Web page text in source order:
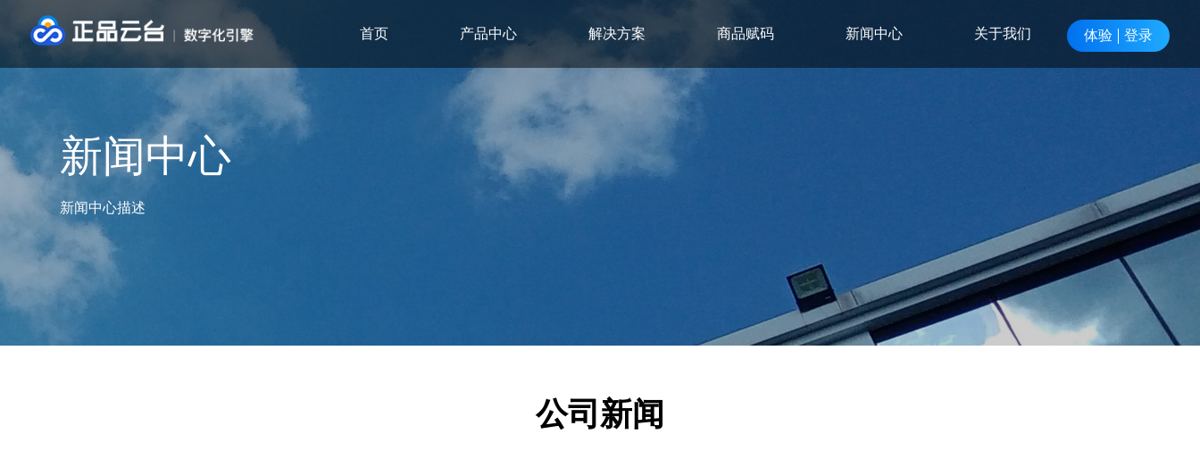
首页 产品中心 解决方案 商品赋码 新闻中心 关于我们 体验 登录
新闻中心
新闻中心描述
公司新闻